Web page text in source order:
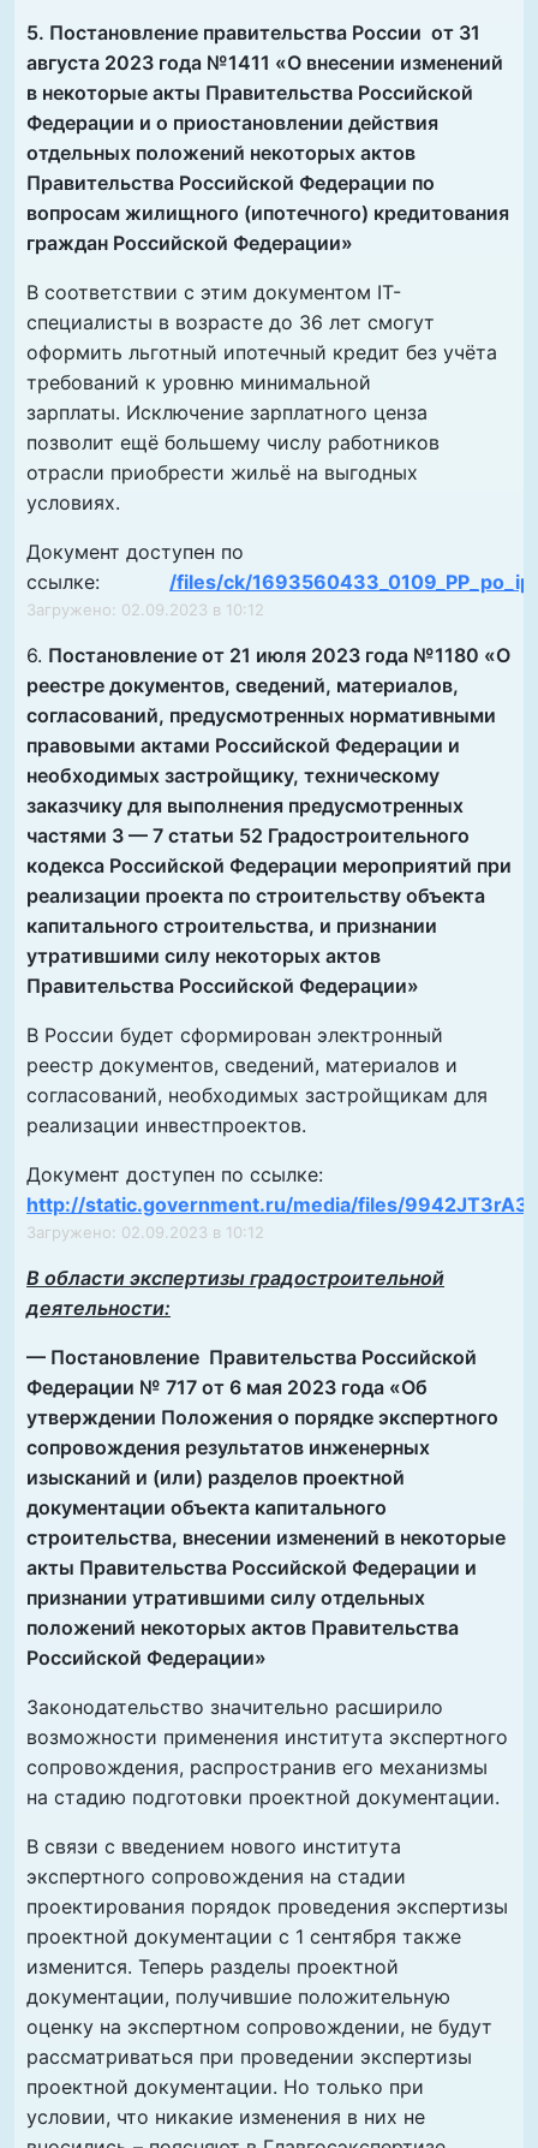
5. Постановление правительства России от 31
августа 2023 года №1411 «О внесении изменений
в некоторые акты Правительства Российской
Федерации и о приостановлении действия
отдельных положений некоторых актов
Правительства Российской Федерации по
вопросам жилищного (ипотечного) кредитования
граждан Российской Федерации»
В соответствии с этим документом IT-
специалисты в возрасте до 36 лет смогут
оформить льготный ипотечный кредит без учёта
требований к уровню минимальной
зарплаты. Исключение зарплатного ценза
позволит ещё большему числу работников
отрасли приобрести жильё на выгодных
условиях.
Документ доступен по
ссылке:
/files/ck/
Загружено: 02.09.2023 в 10:12
6. Постановление от 21 июля 2023 года №1180 «О
реестре документов, сведений, материалов,
согласований, предусмотренных нормативными
правовыми актами Российской Федерации и
необходимых застройщику, техническому
заказчику для выполнения предусмотренных
частями 3 — 7 статьи 52 Градостроительного
кодекса Российской Федерации мероприятий при
реализации проекта по строительству объекта
капитального строительства, и признании
утратившими силу некоторых актов
Правительства Российской Федерации»
В России будет сформирован электронный
реестр документов, сведений, материалов и
согласований, необходимых застройщикам для
реализации инвестпроектов.
Документ доступен по ссылке:
http://static.government.ru/media/files/
Загружено: 02.09.2023 в 10:12
В области экспертизы градостроительной
деятельности:
— Постановление Правительства Российской
Федерации № 717 от 6 мая 2023 года «Об
утверждении Положения о порядке экспертного
сопровождения результатов инженерных
изысканий и (или) разделов проектной
документации объекта капитального
строительства, внесении изменений в некоторые
акты Правительства Российской Федерации и
признании утратившими силу отдельных
положений некоторых актов Правительства
Российской Федерации»
Законодательство значительно расширило
возможности применения института экспертного
сопровождения, распространив его механизмы
на стадию подготовки проектной документации.
В связи с введением нового института
экспертного сопровождения на стадии
проектирования порядок проведения экспертизы
проектной документации с 1 сентября также
изменится. Теперь разделы проектной
документации, получившие положительную
оценку на экспертном сопровождении, не будут
рассматриваться при проведении экспертизы
проектной документации. Но только при
условии, что никакие изменения в них не